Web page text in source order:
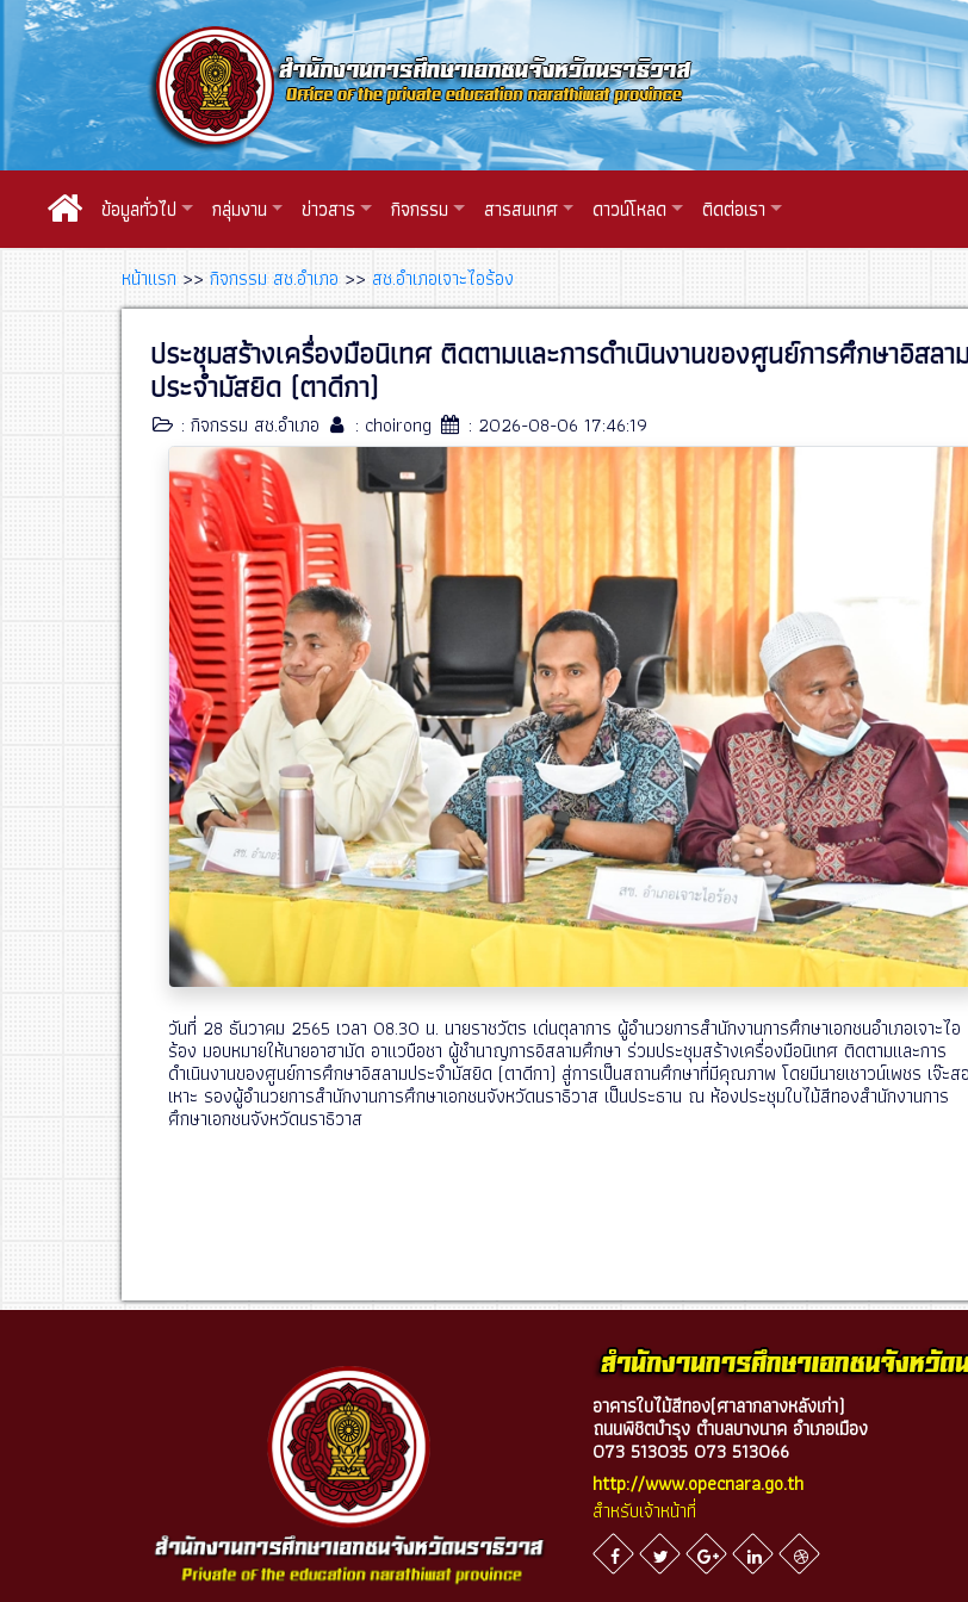
ข้อมูลทั่วไป กลุ่มงาน ข่าวสาร กิจกรรม สารสนเทศ ดาวน์โหลด ติดต่อเรา
หน้าแรก >> กิจกรรม สช.อำเภอ >> สช.อำเภอเจาะไอร้อง
ประชุมสร้างเครื่องมือนิเทศ ติดตามและการดำเนินงานของศูนย์การศึกษาอิสลา
ประจำมัสยิด (ตาดีกา)
: กิจกรรม สช.อำเภอ : choirong : 2026-08-06 17:46:19
วันที่ 28 ธันวาคม 2565 เวลา 08.30 น. นายราชวัตร เด่นตุลาการ ผู้อำนวยการสำนักงานการศึกษาเอกชนอำเภอเจาะไอ
ร้อง มอบหมายให้นายอาฮามัด อาแวบือชา ผู้ชำนาญการอิสลามศึกษา ร่วมประชุมสร้างเครื่องมือนิเทศ ติดตามและการ
ดำเนินงานของศูนย์การศึกษาอิสลามประจำมัสยิด (ตาดีกา) สู่การเป็นสถานศึกษาที่มีคุณภาพ โดยมีนายเชาวน์เพชร เจ๊ะสอ
เหาะ รองผู้อำนวยการสำนักงานการศึกษาเอกชนจังหวัดนราธิวาส เป็นประธาน ณ ห้องประชุมใบไม้สีทองสำนักงานการ
ศึกษาเอกชนจังหวัดนราธิวาส
อาคารใบไม้สีทอง(ศาลากลางหลังเก่า)
ถนนพิชิตบำรุง ตำบลบางนาค อำเภอเมือง
073 513035 073 513066
http://www.opecnara.go.th
สำหรับเจ้าหน้าที่